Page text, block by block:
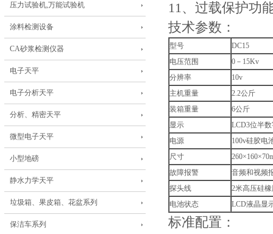
压力试验机,万能试验机
涂料检测设备
CA砂浆检测仪器
电子天平
电子分析天平
分析、精密天平
微型电子天平
小型地磅
静水力学天平
垃圾箱、果皮箱、花盆系列
保洁车系列
11、过载保护功
技术参数：
型号
DC15
电压范围
0－15Kv
分辨率
10v
主机重量
2.2公斤
装箱重量
6公斤
显示
LCD3位半
电源
100v硅胶电
尺寸
故障报警
音频和视频
探头线
2米高压硅
电池状态
LCD液晶显
标准配置：